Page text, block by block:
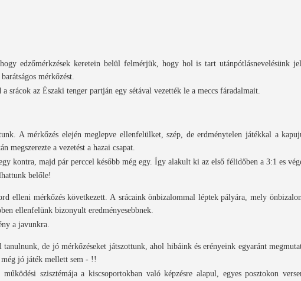
edzőmérkzések keretein belül felmérjük, hogy hol is tart utánpótlásnevelésünk
mérkőzést.
az Északi tenger partján egy sétával vezették le a meccs fáradalmait.
A mérkőzés elején meglepve ellenfelülket, szép, de erdménytelen játékkal a
megszerezte a vezetést a hazai csapat.
kontra, majd pár perccel később még egy. Így alakult ki az első félidőben a 3:1 es
belőle!
elleni mérkőzés következett. A srácaink önbizalommal léptek pályára, mely
ellenfelünk bizonyult eredményesebbnek.
a javunkra.
de jó mérkőzéseket játszottunk, ahol hibáink és erényeink egyaránt
jó játék mellett sem - !!
szisztémája a kiscsoportokban való képzésre alapul, egyes posztokon